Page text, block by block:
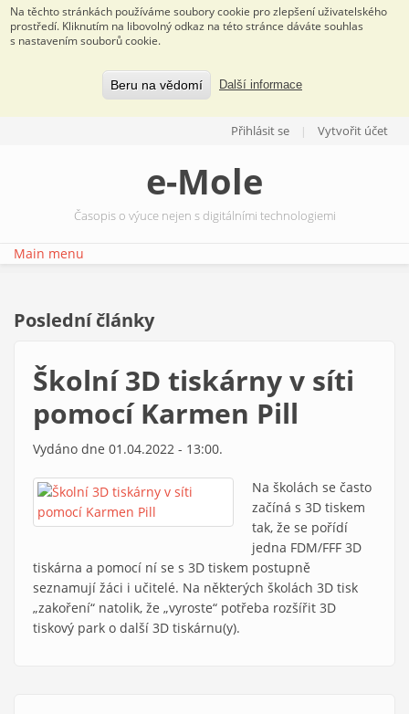
Na těchto stránkách používáme soubory cookie pro zlepšení uživatelského
prostředí. Kliknutím na libovolný odkaz na této stránce dáváte souhlas
s nastavením souborů cookie.
Beru na vědomí Další informace
Přihlásit se Vytvořit účet
e-Mole
Časopis o výuce nejen s digitálními technologiemi
Main menu
Poslední články
Školní 3D tiskárny v síti
pomocí Karmen Pill
Vydáno dne 01.04.2022 - 13:00.
Na školách se často
začíná s 3D tiskem
tak, že se pořídí
jedna FDM/FFF 3D
tiskárna a pomocí ní se s 3D tiskem postupně
seznamují žáci i učitelé. Na některých školách 3D tisk
„zakoření“ natolik, že „vyroste“ potřeba rozšířit 3D
tiskový park o další 3D tiskárnu(y).